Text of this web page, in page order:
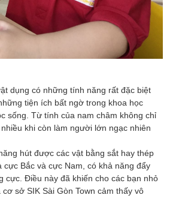
dụng có những tính năng rất đặc biệt
tiện ích bất ngờ trong khoa học
sống. Từ tính của nam châm không chỉ
khi còn làm người lớn ngạc nhiên
hút được các vật bằng sắt hay thép
cực Bắc và cực Nam, có khả năng đẩy
cực. Điều này đã khiến cho các bạn nhỏ
sở SIK Sài Gòn Town cảm thấy vô